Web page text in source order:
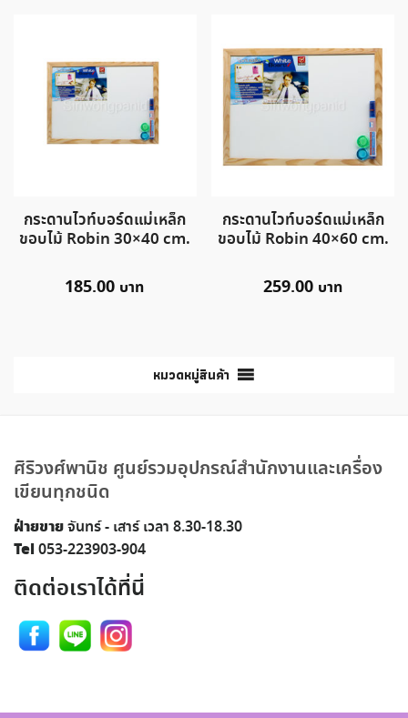
กระดานไวท์บอร์ดแม่เหล็ก
ขอบไม้ Robin 30×40 cm.
185.00
กระดานไวท์บอร์ดแม่เหล็ก
ขอบไม้ Robin 40×60 cm.
259.00
หมวดหมู่สินค้า
ศิริวงศ์พานิช ศูนย์รวมอุปกรณ์สำนักงานและเครื่อง
เขียนทุกชนิด
ฝ่ายขายจันทร์ - เสาร์ เวลา 8.30-18.30
Tel053-223903-904
ติดต่อเราได้ที่นี่